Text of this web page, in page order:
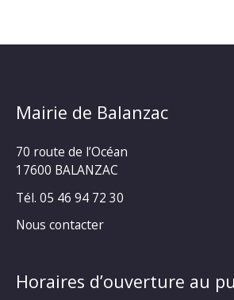
Mairie de Balanzac
70 route de l’Océan
17600 BALANZAC
Tél. 05 46 94 72 30
Nous contacter
Horaires d’ouverture au